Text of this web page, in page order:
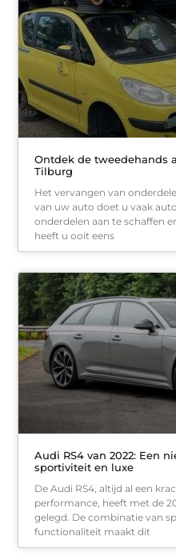
Ontdek de tweedehands
Tilburg
Het vervangen van
van uw auto doet u vaak
onderdelen aan te schaffen
heeft u ooit eens
Audi RS4 van 2022: Een
sportiviteit en luxe
De Audi RS4, altijd al een
performance, heeft met de
gelegd. De combinatie van
functionaliteit maakt dit